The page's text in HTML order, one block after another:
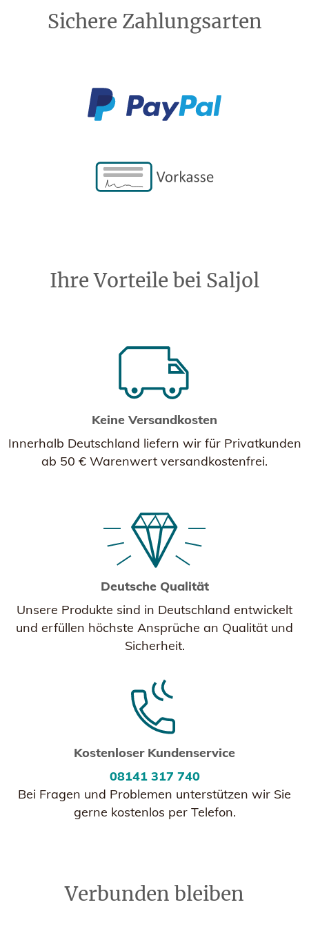
Sichere Zahlungsarten
Ihre Vorteile bei Saljol
Keine Versandkosten
Innerhalb Deutschland liefern wir für Privatkunden
ab 50 € Warenwert versandkostenfrei.
Deutsche Qualität
Unsere Produkte sind in Deutschland entwickelt
und erfüllen höchste Ansprüche an Qualität und
Sicherheit.
Kostenloser Kundenservice
08141 317 740
Bei Fragen und Problemen unterstützen wir Sie
gerne kostenlos per Telefon.
Verbunden bleiben